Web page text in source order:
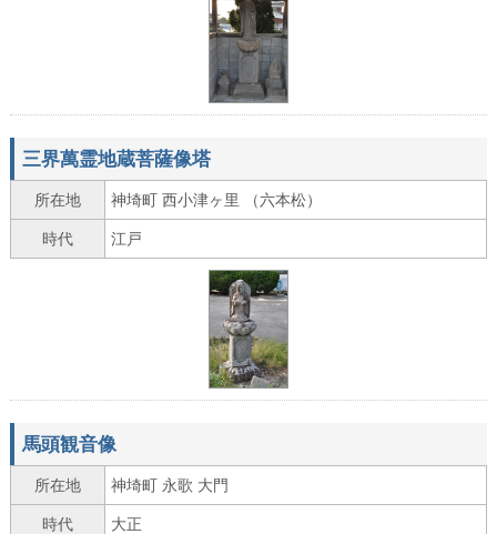
三界萬霊地蔵菩薩像塔
所在地 神埼町 西小津ヶ里 （六本松）
時代 江戸
馬頭観音像
所在地 神埼町 永歌 大門
時代 大正